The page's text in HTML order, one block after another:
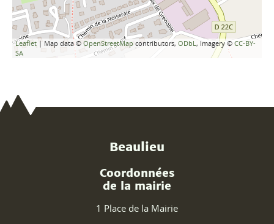
Leaflet | Map data © OpenStreetMap contributors, ODbL, Imagery © CC-BY-
SA
Beaulieu
Coordonnées
de la mairie
1 Place de la Mairie